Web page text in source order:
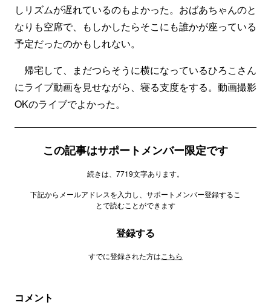
しリズムが遅れているのもよかった。おばあちゃんのと
なりも空席で、もしかしたらそこにも誰かが座っている
予定だったのかもしれない。
帰宅して、まだつらそうに横になっているひろこさん
にライブ動画を見せながら、寝る支度をする。動画撮影
OKのライブでよかった。
この記事はサポートメンバー限定です
続きは、7719文字あります。
下記からメールアドレスを入力し、サポートメンバー登録するこ
とで読むことができます
登録する
すでに登録された方は こちら
コメント